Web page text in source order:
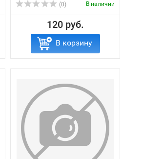
(0) В наличии
120 руб.
В корзину